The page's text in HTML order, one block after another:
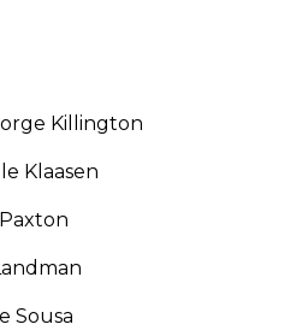
Killington
Klaasen
Sousa